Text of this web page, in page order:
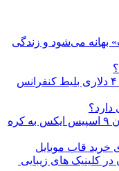
بهانه می‌شود و زندگی
فرصت استثنایی: دریافت تخفیف ۴۰۰ دلاری بلیط کنفرانس
دارد؟
برخورد قطعه غیرفعال راکت فالکون ۹ اسپیس ایکس به کره
خرید قاب موبایل
کلینیک های زیبایی